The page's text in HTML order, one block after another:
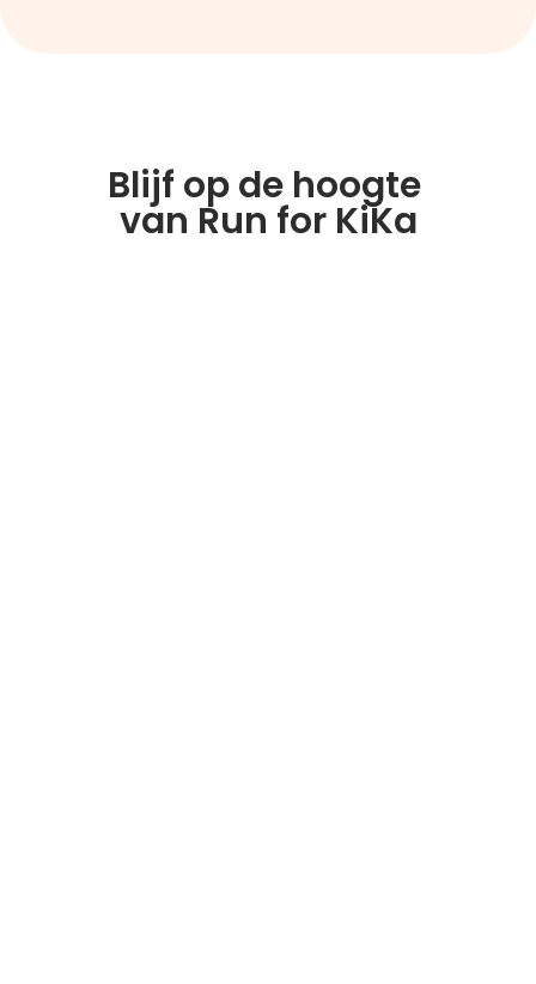
Blijf op de hoogte
van Run for KiKa